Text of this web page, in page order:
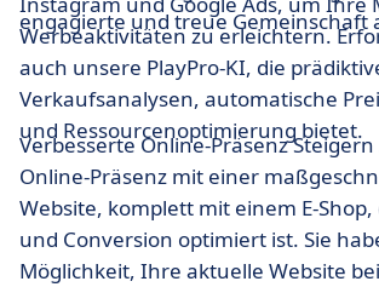
engagierte und treue Gemeinschaft
Werbeaktivitäten zu erleichtern.
auch unsere PlayPro-KI, die
Verkaufsanalysen, automatische
und Ressourcenoptimierung bietet.
Verbesserte Online-Präsenz Steigern
Online-Präsenz mit einer
Website, komplett mit einem E-Shop,
und Conversion optimiert ist. Sie
Möglichkeit, Ihre aktuelle Website